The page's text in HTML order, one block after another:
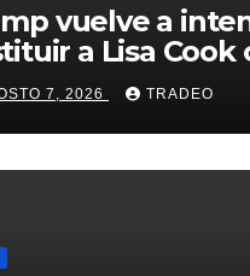
vuelve a
a Lisa Cook
de
7, 2026 TRADEO